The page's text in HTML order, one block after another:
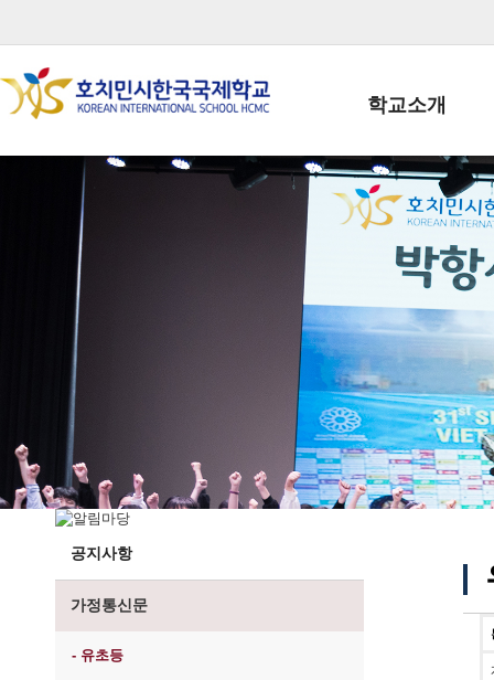
학교소개
학교장인사말
학생회장인사말
학교상징
학교 CI
교직원현황
학생현황
위치/전화
전경사진
공지사항
가정통신문
- 유초등